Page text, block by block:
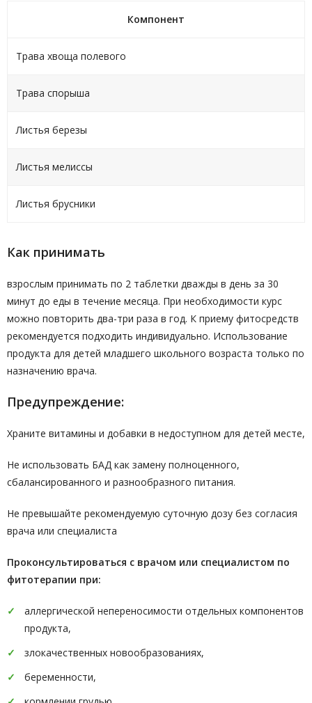
Компонент
Трава хвоща полевого
Трава спорыша
Листья березы
Листья мелиссы
Листья брусники
Как принимать
взрослым принимать по 2 таблетки дважды в день за 30
минут до еды в течение месяца. При необходимости курс
можно повторить два-три раза в год. К приему фитосредств
рекомендуется подходить индивидуально. Использование
продукта для детей младшего школьного возраста только по
назначению врача.
Предупреждение:
Храните витамины и добавки в недоступном для детей месте,
Не использовать БАД как замену полноценного,
сбалансированного и разнообразного питания.
Не превышайте рекомендуемую суточную дозу без согласия
врача или специалиста
Проконсультироваться с врачом или специалистом по
фитотерапии при:
аллергической непереносимости отдельных компонентов
продукта,
злокачественных новообразованиях,
беременности,